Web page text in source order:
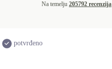
Na temelju 205792 recenzija
potvrđeno